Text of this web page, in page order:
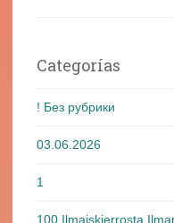
Categorías
! Без рубрики
03.06.2026
1
100 Ilmaiskierrosta